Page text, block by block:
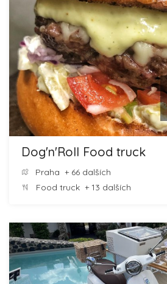
Dog'n'Roll Food truck
Praha + 66 dalších
Food truck + 13 dalších